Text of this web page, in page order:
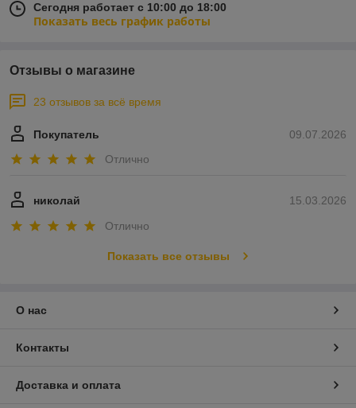
Сегодня работает с 10:00 до 18:00
Показать весь график работы
Отзывы о магазине
23 отзывов за всё время
09.07.2026
Покупатель
Отлично
15.03.2026
николай
Отлично
Показать все отзывы
О нас
Контакты
Доставка и оплата